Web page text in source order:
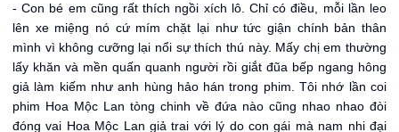
- Con bé em cũng rất thích ngồi xích lô. Chỉ có điều, mỗi lần leo
lên xe miệng nó cứ mím chặt lại như tức giận chính bản thân
mình vì không cưỡng lại nổi sự thích thú này. Mấy chị em thường
lấy khăn và mền quấn quanh người rồi giắt đũa bếp ngang hông
giả làm kiếm như anh hùng hảo hán trong phim. Tôi nhớ lần coi
phim Hoa Mộc Lan tòng chinh về đứa nào cũng nhao nhao đòi
đóng vai Hoa Mộc Lan giả trai với lý do con gái mà nam nhi đại